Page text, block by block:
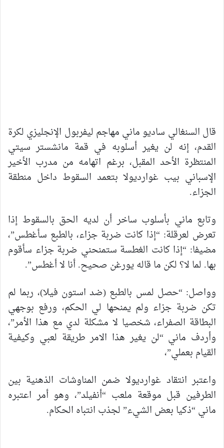
قال السنغالي ساديو ماني مهاجم ليفربول الإنجليزي لكرة
القدم، إنه لن يغير أسلوبه في قمة مانشستر سيتي
المنتظرة الأحد المقبل، برغم اتهامه من مدرب الأخير
الإسباني بيب غوارديولا بتعمد السقوط داخل منطقة
الجزاء.
وتابع ماني بأسلوب ساخر أن لديه الحق بالسقوط إذا
تعرض لعرقلة: “إذا كانت ضربة جزاء، بالطبع سأغطس”،
مضيفا: “إذا كانت الغطسة ستمنحني ضربة جزاء سأقوم
بها. لما لا؟ لكن ما قاله يورغن صحيح. أنا لا أغطس”.
وواصل: “حصل لمس بالطبع (ضد استون فيلا)، ربما لم
تكن ضربة جزاء ولم يمنحها لي الحكم، ورفع بوجهي
البطاقة الصفراء، شخصيا لا مشكلة لدي مع هذا الأمر”،
وأردف ماني “لن يغير هذا الامر طريقة لعبي وكيفية
القيام بعملي”،
واعتبر انتقاد غوارديولا ضمن المناوشات الذهنية بين
الطرفين قبل موقعة ملعب “أنفيلد”، وهو أمر اعتبره
ماني “ذكيا بعض الشيء” لجذب انتباه الحكام.